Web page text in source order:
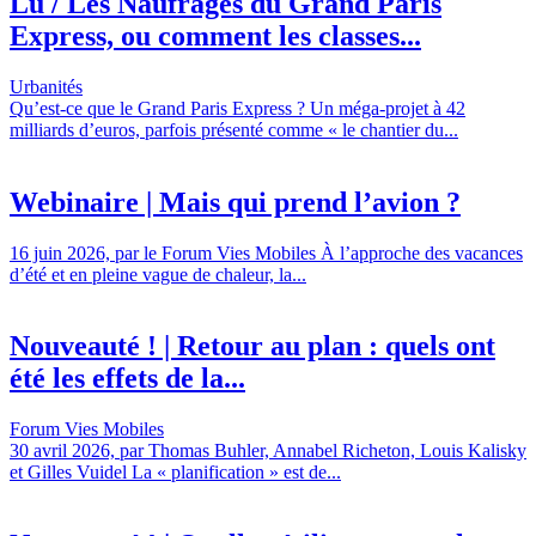
Express, ou comment les classes...
Urbanités
Qu’est-ce que le Grand Paris Express ? Un méga-projet à 42
milliards d’euros, parfois présenté comme « le chantier du...
Webinaire | Mais qui prend l’avion ?
16 juin 2026, par le Forum Vies Mobiles À l’approche des vacances
d’été et en pleine vague de chaleur, la...
Nouveauté ! | Retour au plan : quels ont
été les effets de la...
Forum Vies Mobiles
30 avril 2026, par Thomas Buhler, Annabel Richeton, Louis Kalisky
et Gilles Vuidel La « planification » est de...